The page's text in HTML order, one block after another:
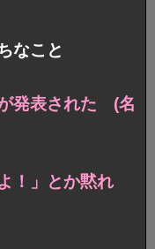
なこと
発表された (名
！」とか黙れ